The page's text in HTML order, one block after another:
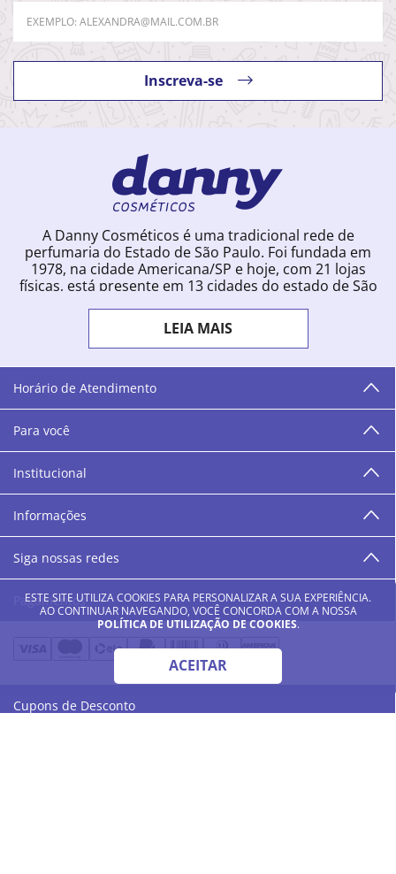
ESTE SITE UTILIZA COOKIES PARA PERSONALIZAR A SUA EXPERIÊNCIA.
AO CONTINUAR NAVEGANDO, VOCÊ CONCORDA COM A NOSSA
POLÍTICA DE UTILIZAÇÃO DE COOKIES.
ACEITAR
Inscreva-se
A Danny Cosméticos é uma tradicional rede de
perfumaria do Estado de São Paulo. Foi fundada em
1978, na cidade Americana/SP e hoje, com 21 lojas
físicas, está presente em 13 cidades do estado de São
começou a vender para todo o território brasileiro.
Com uma infinidade de marcas e a filosofia de vender
produtos que vão do popular ao luxo, a Danny
Cosméticos mantém parceria com aproximadamente
300 grandes fornecedores e lançamentos diários na
área de beleza. São 12 centros técnicos que oferecem
programação semanal de cursos e encontros.
“O varejo corre nas nossas veias como nossos valores
humanos, éticos e morais. E que o branco e o azul anil,
as cores da Danny Cosméticos, possam continuar
transmitindo paz e harmonia para todos vocês!”
LEIA MAIS
Horário de Atendimento
Para você
Institucional
Informações
Siga nossas redes
Pagamentos
Cupons de Desconto